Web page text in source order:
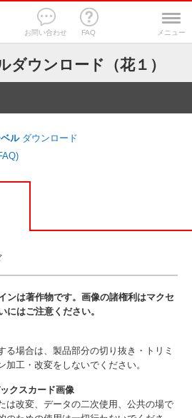
お問い合わせ FAQ メニュー
ダウンロード（花１）
ルダウンロード
ンは著作物です。画像の諸権利はマクセ
にはご注意ください。
る場合は、製品部分の切り抜き・トリミ
加工・改変をしないでください。
クスカード画像
は改変、データの二次使用、公共の場で